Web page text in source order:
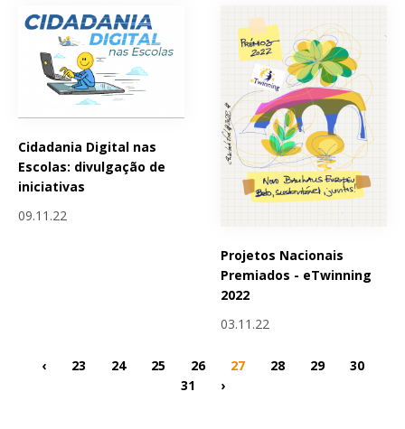
Cidadania Digital nas
Escolas: divulgação de
iniciativas
09.11.22
Projetos Nacionais
Premiados - eTwinning
2022
03.11.22
‹ 23 24 25 26 27 28 29
30
31
›